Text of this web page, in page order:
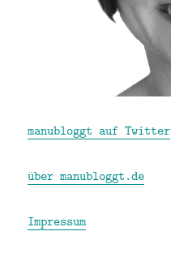
manubloggt auf Twitter
über manubloggt.de
Impressum